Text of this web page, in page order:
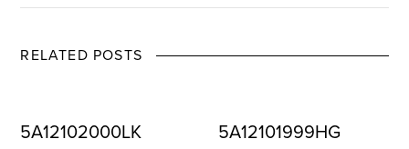
RELATED POSTS
5A12102000LK 5A12101999HG